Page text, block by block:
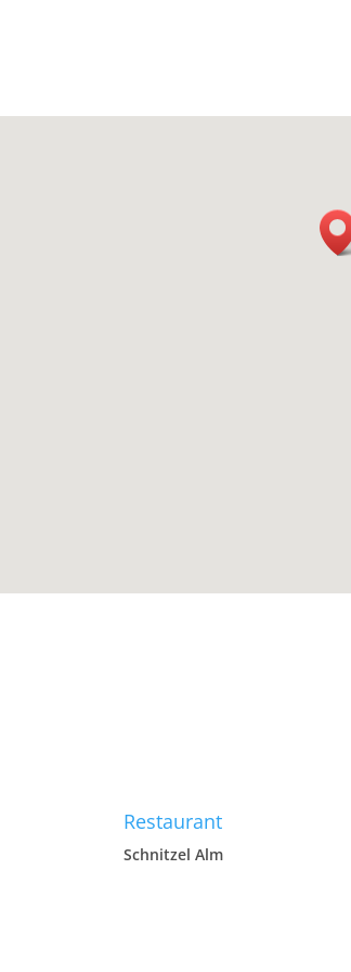
Restaurant
Schnitzel Alm